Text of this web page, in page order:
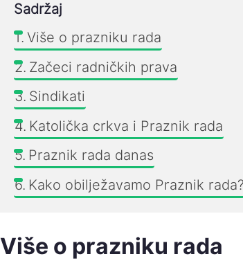
Sadržaj
Više o prazniku rada
Začeci radničkih prava
Sindikati
Katolička crkva i Praznik rada
Praznik rada danas
Kako obilježavamo Praznik rada?
Više o prazniku rada